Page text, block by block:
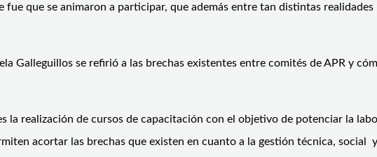
que se animaron a participar, que además entre tan distintas
Galleguillos se refirió a las brechas existentes entre comités de APR y
realización de cursos de capacitación con el objetivo de potenciar la
acortar las brechas que existen en cuanto a la gestión técnica, social